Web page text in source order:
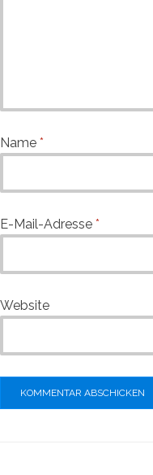
Name *
E-Mail-Adresse *
Website